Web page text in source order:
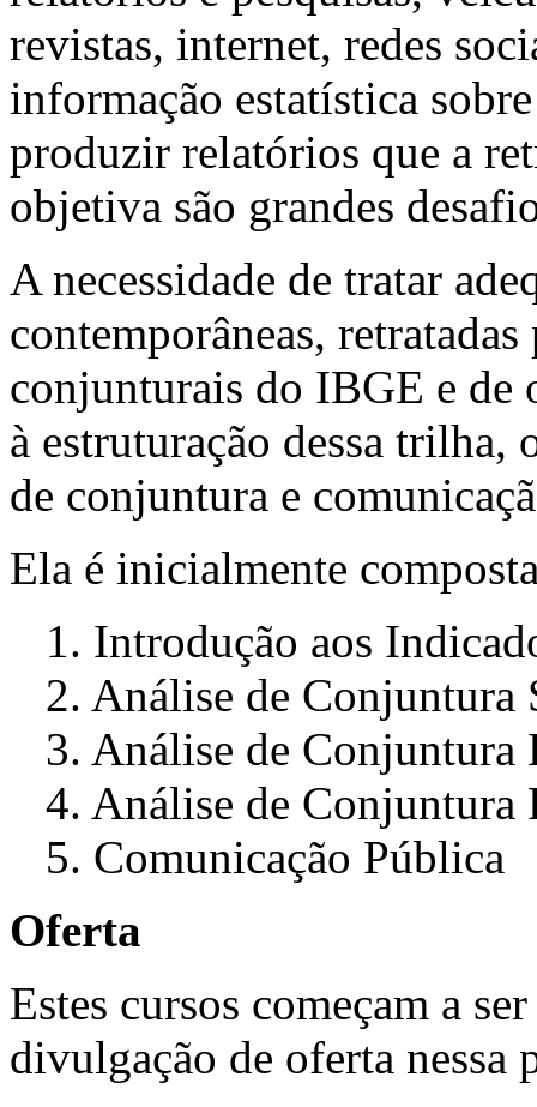
revistas, internet, redes
informação estatística
produzir relatórios que a
objetiva são grandes
A necessidade de tratar
contemporâneas,
conjunturais do IBGE e de
à estruturação dessa trilha,
de conjuntura e
Ela é inicialmente
1. Introdução aos
2. Análise de Conjuntura
3. Análise de Conjuntura
4. Análise de
5. Comunicação Pública
Oferta
Estes cursos começam a
divulgação de oferta nessa